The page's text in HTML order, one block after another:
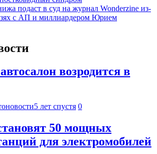
подаст в суд на журнал Wonderzine из-
с АП и миллиардером Юрием
возродится в
5 лет спустя 0
50 мощных
для электромобилей